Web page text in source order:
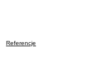
Referencje